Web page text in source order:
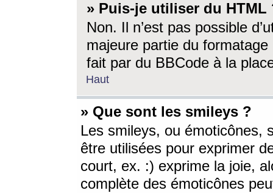
» Puis-je utiliser du HTML
Non. Il n’est pas possible
majeure partie du
fait par du BBCode à la
Haut
» Que sont les smileys ?
Les smileys, ou émoticônes,
être utilisées pour exprimer
court, ex. :) exprime la joie,
complète des émoticônes